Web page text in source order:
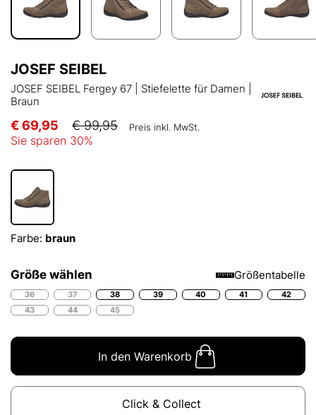
JOSEF SEIBEL
JOSEF SEIBEL Fergey 67 | Stiefelette für Damen |
Braun
€ 69,95 € 99,95 Preis inkl. MwSt.
Sie sparen 30%
Farbe: braun
Größe wählen Größentabelle
36 37 38 39 40 41
42
43
44 45
In den Warenkorb
Click & Collect